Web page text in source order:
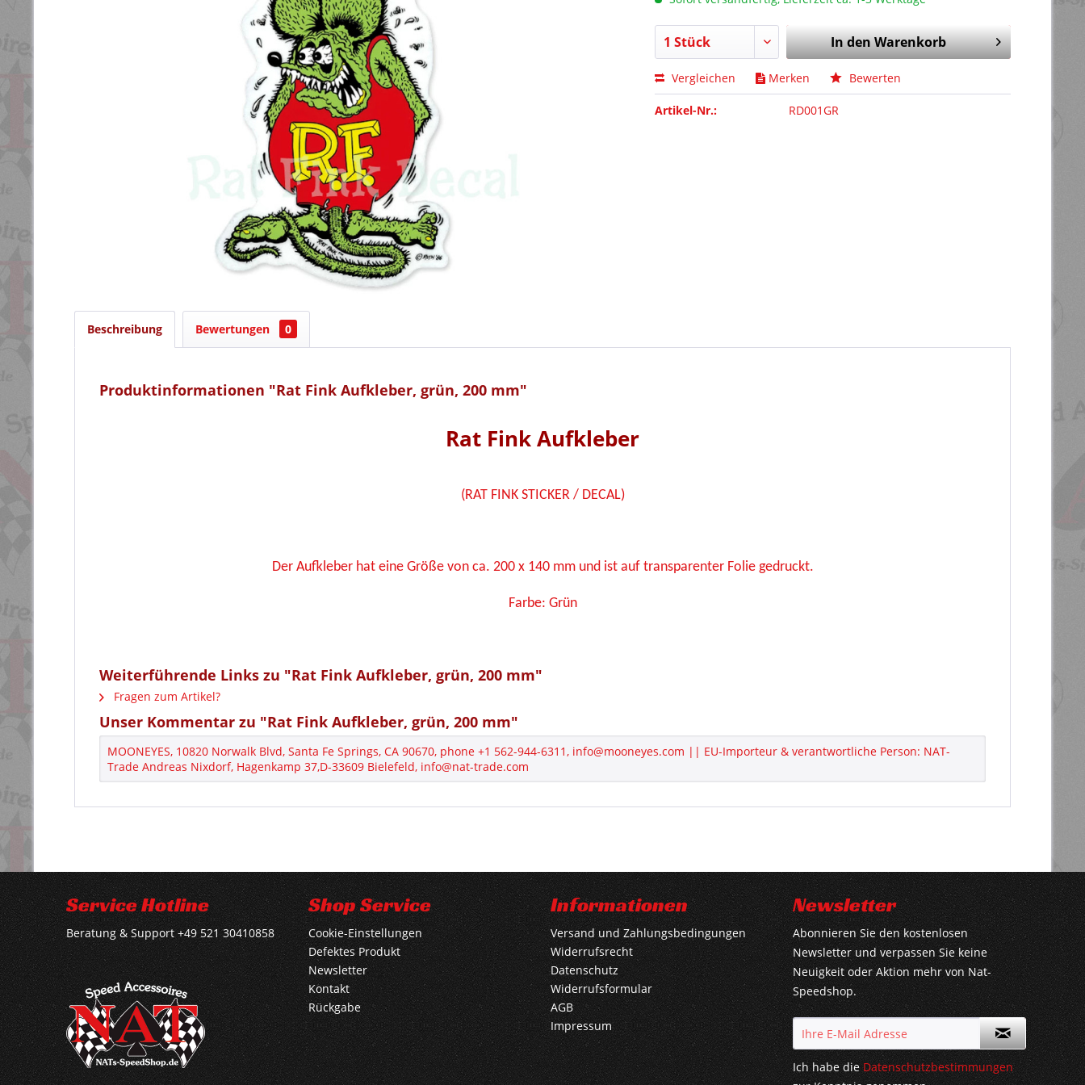
In denWarenkorb
Vergleichen Merken Bewerten
Artikel-Nr.: RD001GR
Beschreibung Bewertungen 0
Produktinformationen "Rat Fink Aufkleber, grün, 200 mm"
Rat Fink Aufkleber
(RAT FINK STICKER / DECAL)
Der Aufkleber hat eine Größe von ca. 200 x 140 mmund ist auf transparenter Folie gedruckt.
Farbe: Grün
Weiterführende Links zu "Rat Fink Aufkleber, grün, 200 mm"
Fragen zum Artikel?
Unser Kommentar zu "Rat Fink Aufkleber, grün, 200 mm"
MOONEYES, 10820 Norwalk Blvd, Santa Fe Springs, CA 90670, phone +1 562-944-6311, info@mooneyes.com || EU-Importeur & verantwortliche Person: NAT-
Trade Andreas Nixdorf, Hagenkamp 37,D-33609 Bielefeld, info@nat-trade.com
Service Hotline
Beratung & Support +49 521 30410858
Shop Service
Cookie-Einstellungen
Defektes Produkt
Newsletter
Kontakt
Rückgabe
Informationen
Versand und Zahlungsbedingungen
Widerrufsrecht
Datenschutz
Widerrufsformular
AGB
Impressum
Newsletter
Abonnieren Sie den kostenlosen
Newsletter und verpassen Sie keine
Neuigkeit oder Aktion mehr von Nat-
Speedshop.
Ich habe dieDatenschutzbestimmungen